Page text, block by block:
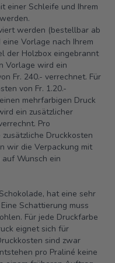
einer Schleife und Ihrem
werden (bestellbar ab
Vorlage nach Ihrem
der Holzbox eingebrannt
Vorlage wird ein
Fr. 240.- verrechnet. Für
von Fr. 1.20.-
mehrfarbigen Druck
ein zusätzlicher
Pro
Druckkosten
wir die Verpackung mit
Wunsch ein
hat eine sehr
Schattierung muss
Für jede Druckfarbe
eignet sich für
sind zwar
pro Praliné keine